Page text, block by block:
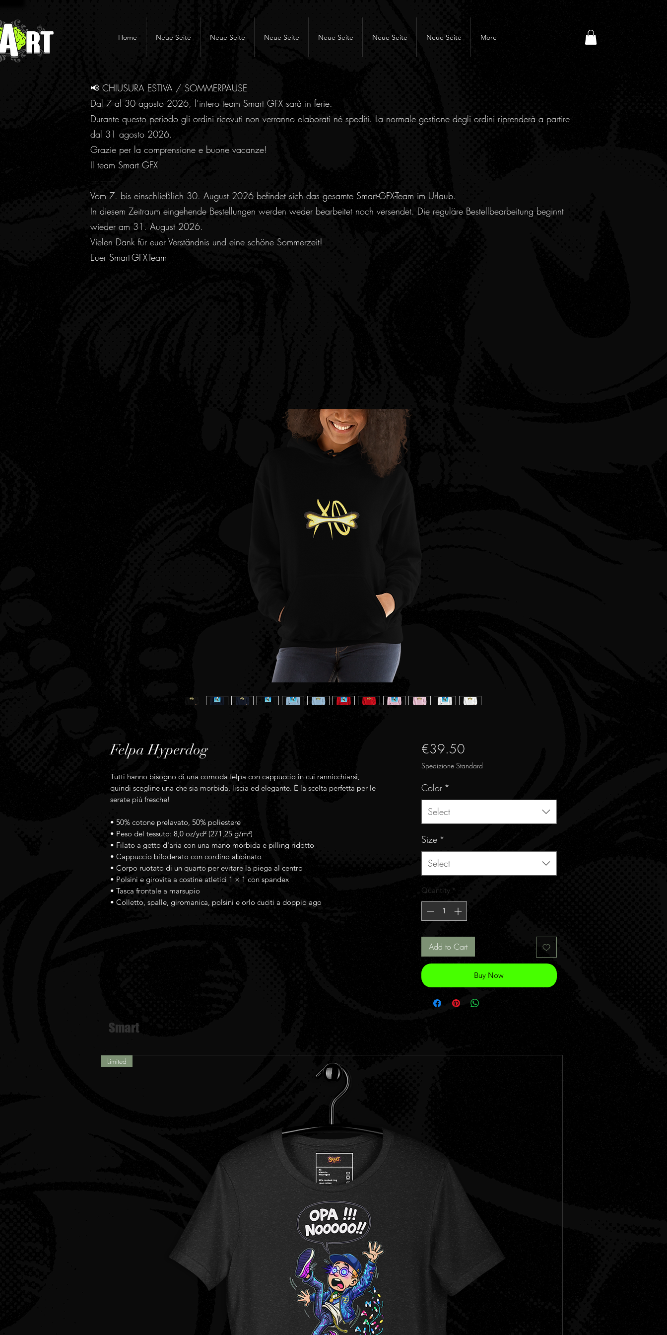
Home Neue Seite Neue Seite Neue Seite Neue Seite Neue Seite Neue Seite More
📢 CHIUSURA ESTIVA / SOMMERPAUSE
Dal 7 al 30 agosto 2026, l’intero team Smart GFX sarà in ferie.
Durante questo periodo gli ordini ricevuti non verranno elaborati né spediti. La normale gestione degli ordini riprenderà a partire
dal 31 agosto 2026.
Grazie per la comprensione e buone vacanze!
Il team Smart GFX
———
Vom 7. bis einschließlich 30. August 2026 befindet sich das gesamte Smart-GFX-Team im Urlaub.
In diesem Zeitraum eingehende Bestellungen werden weder bearbeitet noch versendet. Die reguläre Bestellbearbeitung beginnt
wieder am 31. August 2026.
Vielen Dank für euer Verständnis und eine schöne Sommerzeit!
Euer Smart-GFX-Team
Felpa Hyperdog
Tutti hanno bisogno di una comoda felpa con cappuccio in cui rannicchiarsi,
quindi scegline una che sia morbida, liscia ed elegante. È la scelta perfetta per le
serate più fresche!
• 50% cotone prelavato, 50% poliestere
• Peso del tessuto: 8,0 oz/yd² (271,25 g/m²)
• Filato a getto d'aria con una mano morbida e pilling ridotto
• Cappuccio bifoderato con cordino abbinato
• Corpo ruotato di un quarto per evitare la piega al centro
• Polsini e girovita a costine atletici 1 × 1 con spandex
• Tasca frontale a marsupio
• Colletto, spalle, giromanica, polsini e orlo cuciti a doppio ago
€39.50Price
Spedizione Standard
Color *
Select
Size *
Select
Quantity *
Add to Cart
Buy Now
Smart
Limited